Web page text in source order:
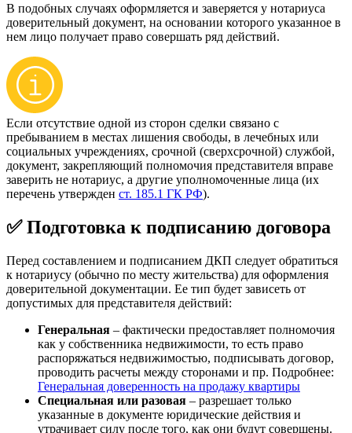
В подобных случаях оформляется и заверяется у нотариуса
доверительный документ, на основании которого указанное в
нем лицо получает право совершать ряд действий.
Если отсутствие одной из сторон сделки связано с
пребыванием в местах лишения свободы, в лечебных или
социальных учреждениях, срочной (сверхсрочной) службой,
документ, закрепляющий полномочия представителя вправе
заверить не нотариус, а другие уполномоченные лица (их
перечень утвержден ст. 185.1 ГК РФ).
✅ Подготовка к подписанию договора
Перед составлением и подписанием ДКП следует обратиться
к нотариусу (обычно по месту жительства) для оформления
доверительной документации. Ее тип будет зависеть от
допустимых для представителя действий:
Генеральная – фактически предоставляет полномочия
как у собственника недвижимости, то есть право
распоряжаться недвижимостью, подписывать договор,
проводить расчеты между сторонами и пр. Подробнее:
Генеральная доверенность на продажу квартиры
Специальная или разовая – разрешает только
указанные в документе юридические действия и
утрачивает силу после того, как они будут совершены.